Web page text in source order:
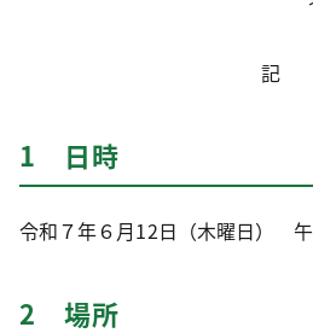
記
1 日時
令和７年６月12日（木曜日）
2 場所